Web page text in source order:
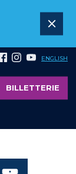
ENGLISH
BILLETTERIE